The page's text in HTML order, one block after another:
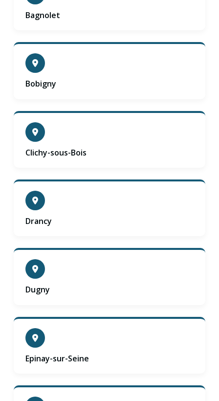
Bagnolet
Bobigny
Clichy-sous-Bois
Drancy
Dugny
Epinay-sur-Seine